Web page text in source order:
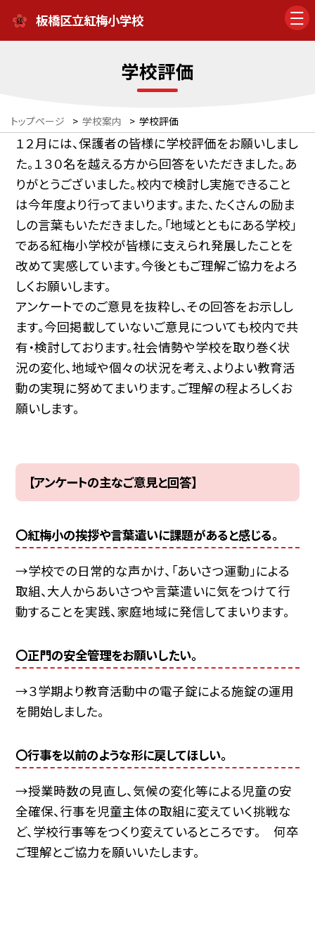
板橋区立紅梅小学校
学校評価
トップページ > 学校案内 > 学校評価
１２月には、保護者の皆様に学校評価をお願いしまし
た。１３０名を越える方から回答をいただきました。あ
りがとうございました。校内で検討し実施できること
は今年度より行ってまいります。また、たくさんの励ま
しの言葉もいただきました。「地域とともにある学校」
である紅梅小学校が皆様に支えられ発展したことを
改めて実感しています。今後ともご理解ご協力をよろ
しくお願いします。
アンケートでのご意見を抜粋し、その回答をお示しし
ます。今回掲載していないご意見についても校内で共
有・検討しております。社会情勢や学校を取り巻く状
況の変化、地域や個々の状況を考え、よりよい教育活
動の実現に努めてまいります。ご理解の程よろしくお
願いします。
【アンケートの主なご意見と回答】
〇紅梅小の挨拶や言葉遣いに課題があると感じる。
→学校での日常的な声かけ、「あいさつ運動」による
取組、大人からあいさつや言葉遣いに気をつけて行
動することを実践、家庭地域に発信してまいります。
〇正門の安全管理をお願いしたい。
→３学期より教育活動中の電子錠による施錠の運用
を開始しました。
〇行事を以前のような形に戻してほしい。
→授業時数の見直し、気候の変化等による児童の安
全確保、行事を児童主体の取組に変えていく挑戦な
ど、学校行事等をつくり変えているところです。 何卒
ご理解とご協力を願いいたします。